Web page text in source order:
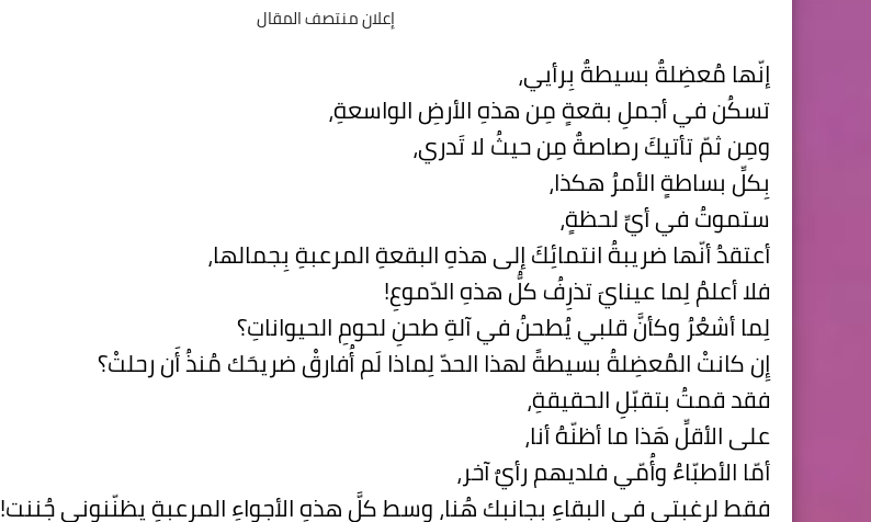
إعلان منتصف المقال
إنّها مُعضِلةٌ بسيطةٌ بِرأيي،
تسكُن في أجملِ بقعةٍ مِن هذهِ الأرضِ الواسعةِ،
ومِن ثمّ تأتيكَ رصاصةٌ مِن حيثُ لا تَدري،
بِكلِّ بساطةٍ الأمرُ هكذا،
ستموتُ في أيِّ لحظةٍ،
أعتقدُ أنّها ضريبةُ انتمائِكَ إلى هذهِ البقعةِ المرعبةِ بِجمالها،
فلا أعلمُ لِما عينايَ تذرِفُ كلُّ هذهِ الدّموعِ!
لِما أشعُرُ وكأنَّ قلبي يُطحنُ في آلةِ طحنِ لحومِ الحيواناتِ؟
إِن كانتْ المُعضِلةُ بسيطةً لهذا الحدّ لِماذا لَم أُفارقْ ضريحَك مُنذُ أَن رحلتْ؟
فقد قمتُ بتقبّلِ الحقيقةِ،
على الأقلِّ هَذا ما أظنّهُ أنا،
أمّا الأطبّاءُ وأُمّي فلديهم رأيٌ آخر،
فقط لرغبتي في البقاءِ بِجانبِك هُنا، وِسط كلَّ هذهِ الأجواءِ المرعبةِ يظنّنوني جُننت!